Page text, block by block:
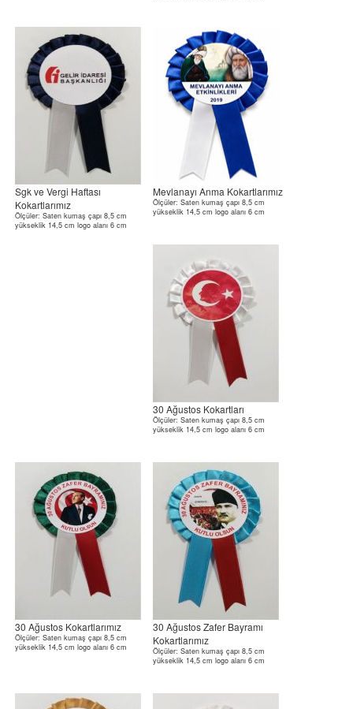
Sgk ve Vergi Haftası
Kokartlarımız
Ölçüler: Saten kumaş çapı 8,5 cm
yükseklik 14,5 cm logo alanı 6 cm
Mevlanayı Anma Kokartlarımız
Ölçüler: Saten kumaş çapı 8,5 cm
yükseklik 14,5 cm logo alanı 6 cm
30 Ağustos Kokartları
Ölçüler: Saten kumaş çapı 8,5 cm
yükseklik 14,5 cm logo alanı 6 cm
30 Ağustos Kokartlarımız
Ölçüler: Saten kumaş çapı 8,5 cm
yükseklik 14,5 cm logo alanı 6 cm
30 Ağustos Zafer Bayramı
Kokartlarımız
Ölçüler: Saten kumaş çapı 8,5 cm
yükseklik 14,5 cm logo alanı 6 cm